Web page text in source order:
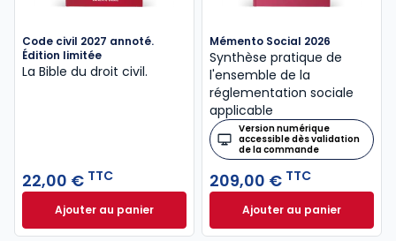
Code civil 2027 annoté.
Édition limitée
La Bible du droit civil.
22,00 € TTC
Ajouter au panierCode civil 2027 annoté. Édition limitée à 22,00 € TTC
Mémento Social 2026
Synthèse pratique de
l'ensemble de la
réglementation sociale
applicable
Version numérique
accessible dès validation
de la commande
209,00 € TTC
Ajouter au panier
Mémento Social